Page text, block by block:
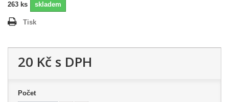
263 ks skladem
Tisk
20 Kč s DPH
Počet